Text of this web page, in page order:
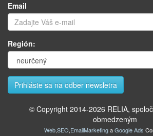
Email
Región:
© Copyright 2014-2026 RELIA,
obmedzeným
Web,SEO,EmailMarketingaGoogle Ads